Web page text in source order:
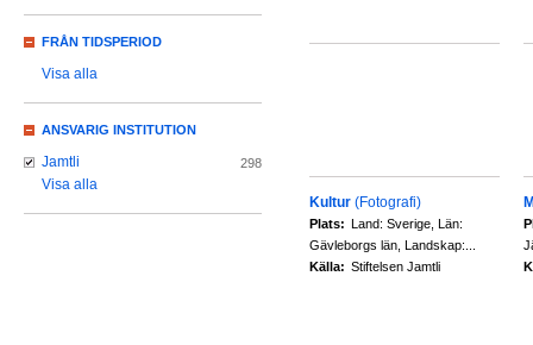
Kultur (Fotografi)
Plats: Land: Sverige, Län:
Gävleborgs län, Landskap:...
Källa: Stiftelsen Jamtli
FRÅN TIDSPERIOD
Visa alla
ANSVARIG INSTITUTION
Jamtli 298
Visa alla